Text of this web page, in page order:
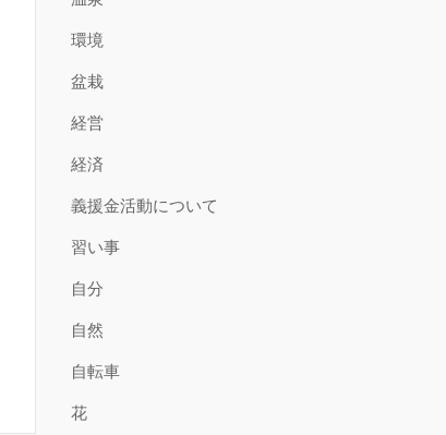
環境
盆栽
経営
経済
義援金活動について
習い事
自分
自然
自転車
花